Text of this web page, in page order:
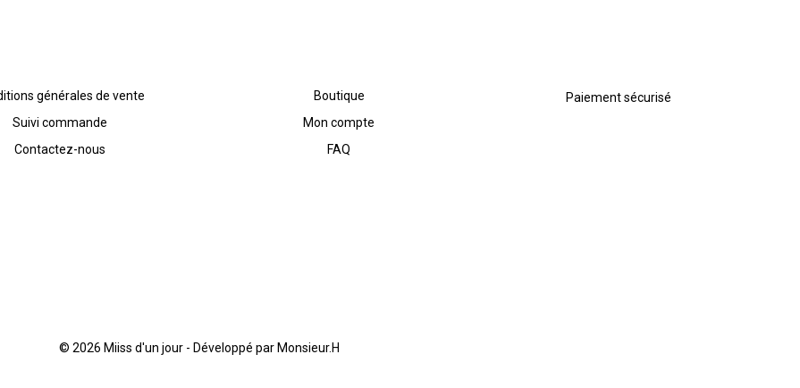
générales de vente
Suivi commande
Contactez-nous
Boutique
Mon compte
FAQ
Paiement sécurisé
© 2026 Miiss d'un jour - Développé par Monsieur.H